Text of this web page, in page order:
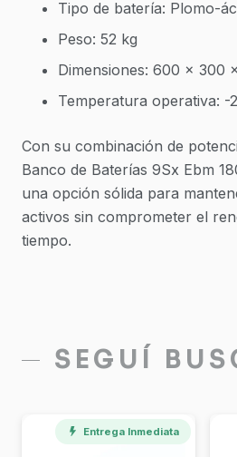
Tipo de batería: Plomo-
Peso: 52 kg
Dimensiones: 600 x 300
Temperatura operativa: -
Con su combinación de
Banco de Baterías 9Sx Ebm
una opción sólida para
activos sin comprometer el
tiempo.
SEGUÍ
Entrega Inmediata